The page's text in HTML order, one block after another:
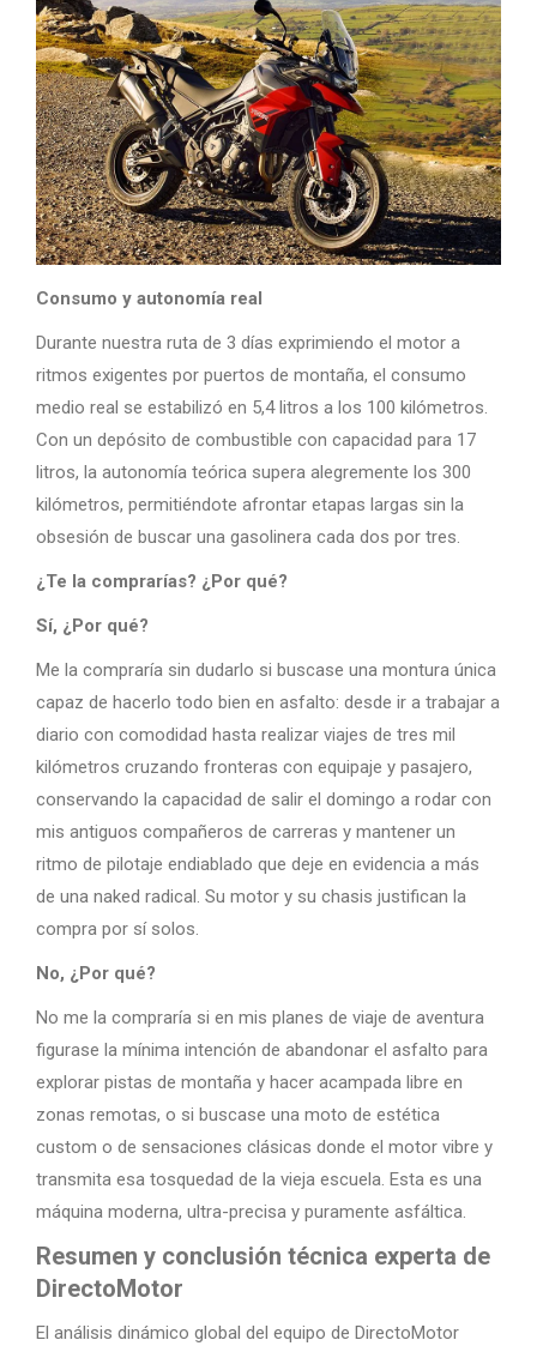
Consumo y autonomía real
Durante nuestra ruta de 3 días exprimiendo el motor a
ritmos exigentes por puertos de montaña, el consumo
medio real se estabilizó en 5,4 litros a los 100 kilómetros.
Con un depósito de combustible con capacidad para 17
litros, la autonomía teórica supera alegremente los 300
kilómetros, permitiéndote afrontar etapas largas sin la
obsesión de buscar una gasolinera cada dos por tres.
¿Te la comprarías? ¿Por qué?
Sí, ¿Por qué?
Me la compraría sin dudarlo si buscase una montura única
capaz de hacerlo todo bien en asfalto: desde ir a trabajar a
diario con comodidad hasta realizar viajes de tres mil
kilómetros cruzando fronteras con equipaje y pasajero,
conservando la capacidad de salir el domingo a rodar con
mis antiguos compañeros de carreras y mantener un
ritmo de pilotaje endiablado que deje en evidencia a más
de una naked radical. Su motor y su chasis justifican la
compra por sí solos.
No, ¿Por qué?
No me la compraría si en mis planes de viaje de aventura
figurase la mínima intención de abandonar el asfalto para
explorar pistas de montaña y hacer acampada libre en
zonas remotas, o si buscase una moto de estética
custom o de sensaciones clásicas donde el motor vibre y
transmita esa tosquedad de la vieja escuela. Esta es una
máquina moderna, ultra-precisa y puramente asfáltica.
Resumen y conclusión técnica experta de
DirectoMotor
El análisis dinámico global del equipo de DirectoMotor